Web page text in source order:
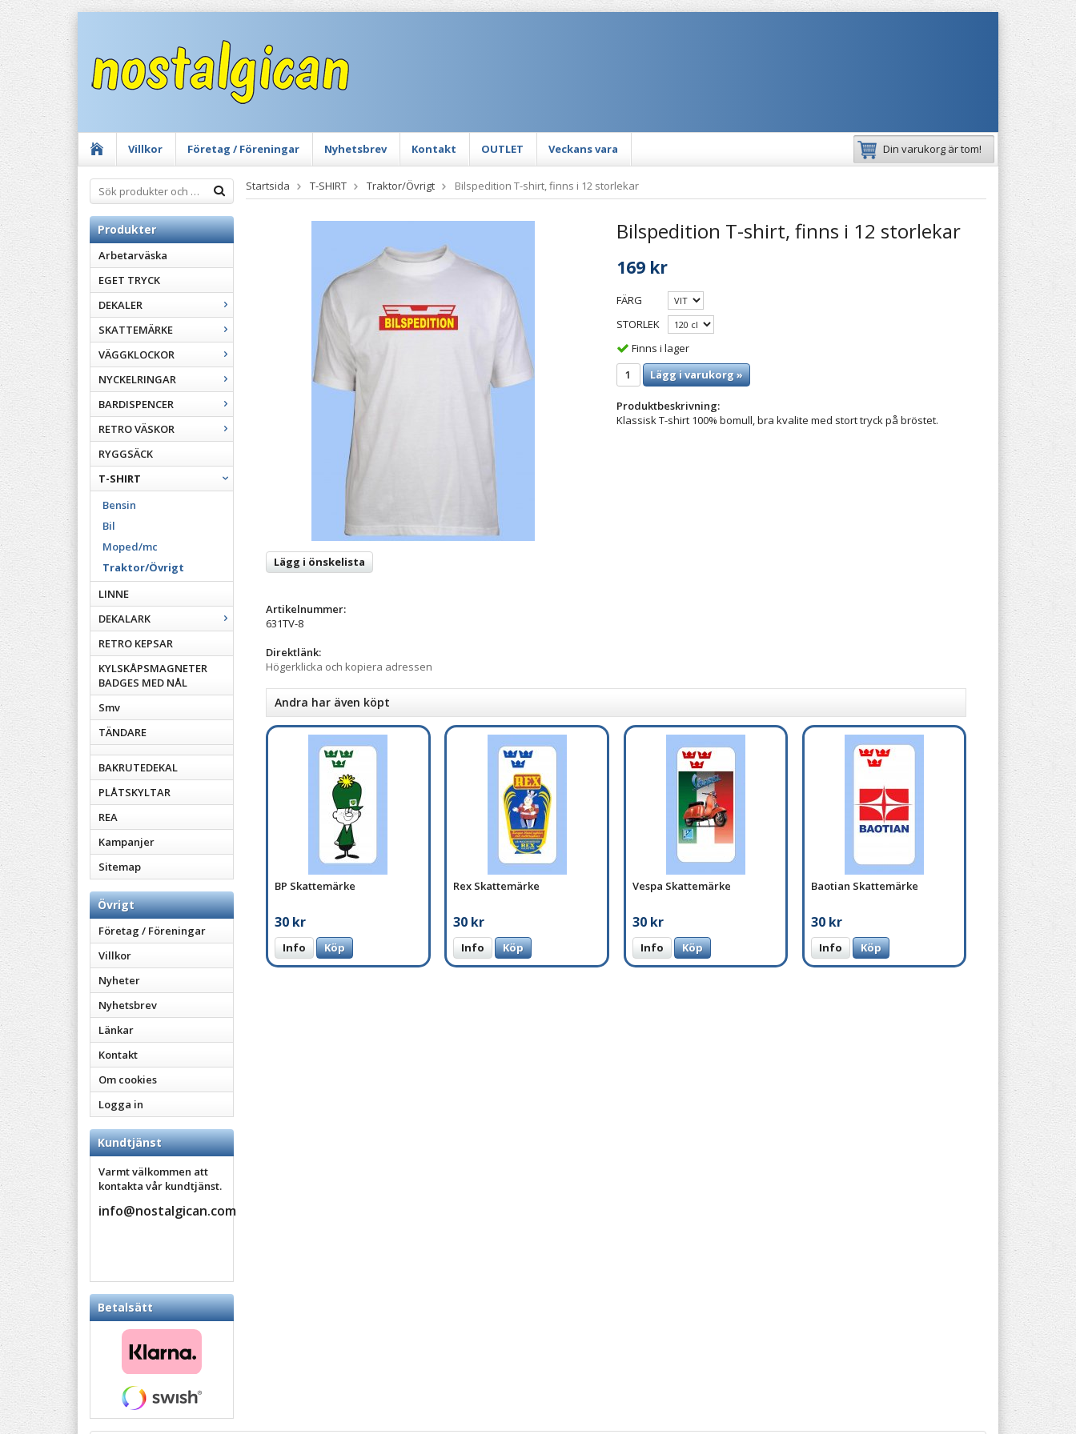
Villkor Företag / Föreningar Nyhetsbrev Kontakt OUTLET Veckans vara Din varukorg är tom!
Produkter
Arbetarväska
EGET TRYCK
DEKALER
SKATTEMÄRKE
VÄGGKLOCKOR
NYCKELRINGAR
BARDISPENCER
RETRO VÄSKOR
RYGGSÄCK
T-SHIRT
Bensin
Bil
Moped/mc
Traktor/Övrigt
LINNE
DEKALARK
RETRO KEPSAR
KYLSKÅPSMAGNETER
BADGES MED NÅL
Smv
TÄNDARE
BAKRUTEDEKAL
PLÅTSKYLTAR
REA
Kampanjer
Sitemap
Övrigt
Företag / Föreningar
Villkor
Nyheter
Nyhetsbrev
Länkar
Kontakt
Om cookies
Logga in
Kundtjänst
Varmt välkommen att
kontakta vår kundtjänst.
info@nostalgican.com
Betalsätt
Startsida T-SHIRT Traktor/Övrigt Bilspedition T-shirt, finns i 12 storlekar
Bilspedition T-shirt, finns i 12 storlekar
169 kr
FÄRG
STORLEK
Finns i lager
Lägg i varukorg »
Produktbeskrivning:
Klassisk T-shirt 100% bomull, bra kvalite med stort tryck på bröstet.
Lägg i önskelista
Artikelnummer:
631TV-8
Direktlänk:
Högerklicka och kopiera adressen
Andra har även köpt
BP Skattemärke
30 kr
Info Köp
Rex Skattemärke
30 kr
Info Köp
Vespa Skattemärke
30 kr
Info Köp
Baotian Skattemärke
30 kr
Info Köp